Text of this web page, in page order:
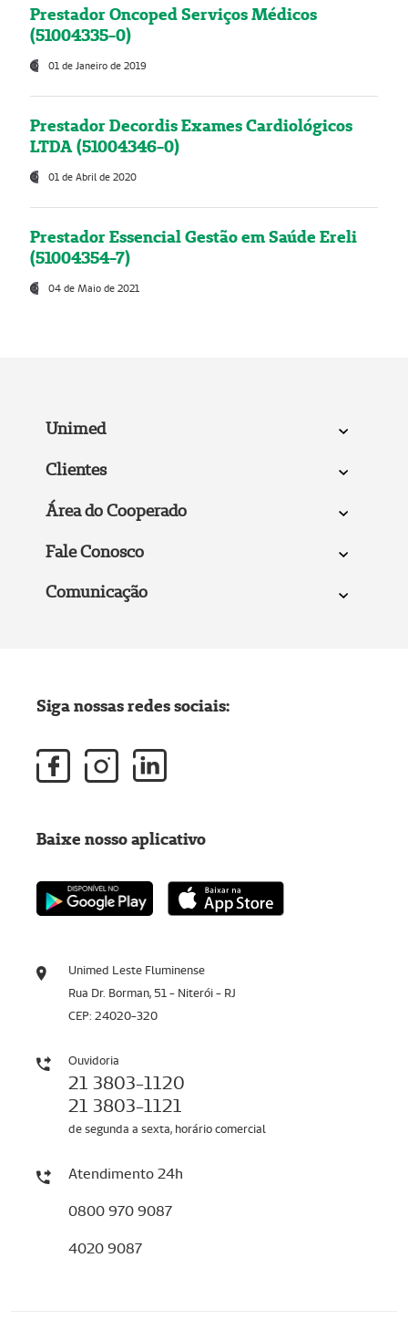
Prestador Oncoped Serviços Médicos
(51004335-0)
01 de Janeiro de 2019
Prestador Decordis Exames Cardiológicos
LTDA (51004346-0)
01 de Abril de 2020
Prestador Essencial Gestão em Saúde Ereli
(51004354-7)
04 de Maio de 2021
Unimed
Clientes
Área do Cooperado
Fale Conosco
Comunicação
Unimed Leste Fluminense
Rua Dr. Borman, 51 - Niterói - RJ
CEP: 24020-320
Ouvidoria
21 3803-1120
21 3803-1121
de segunda a sexta, horário comercial
Atendimento 24h
0800 970 9087
4020 9087
Siga nossas redes sociais:
Baixe nosso aplicativo